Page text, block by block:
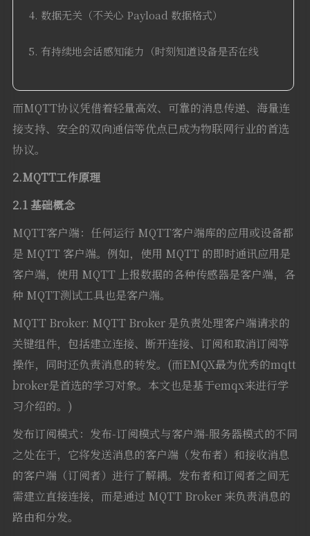
数据无关（不关心 Payload 数据格式）
有持续地会话感知能力（时刻知道设备是否在线
而MQTT协议凭借着轻量高效、可靠的消息传递、海量连
接支持、安全的双向通信等优点已成为物联网行业的首选
协议。
2.MQTT工作原理
2.1 基础概念
MQTT客户端：任何运行 MQTT客户端库的应用或设备都
是 MQTT 客户端。例如，使用 MQTT 的即时通讯应用是
客户端，使用 MQTT 上报数据的各种传感器是客户端，各
种 MQTT测试工具也是客户端。
MQTT Broker: MQTT Broker 是负责处理客户端请求的
关键组件，包括建立连接、断开连接、订阅和取消订阅等
操作，同时还负责消息的转发。(而EMQX最为优秀的mqtt
broker是首选的学习对象。本文也是基于emqx来进行学
习介绍的。)
发布订阅模式：发布-订阅模式与客户端-服务器模式的不同
之处在于，它将发送消息的客户端（发布者）和接收消息
的客户端（订阅者）进行了解耦。发布者和订阅者之间无
需建立直接连接，而是通过 MQTT Broker 来负责消息的
路由和分发。